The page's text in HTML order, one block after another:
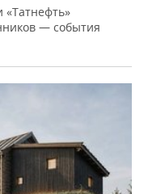
— события